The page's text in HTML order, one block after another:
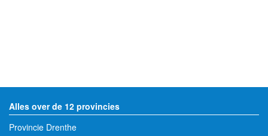
Alles over de 12 provincies
Provincie Drenthe